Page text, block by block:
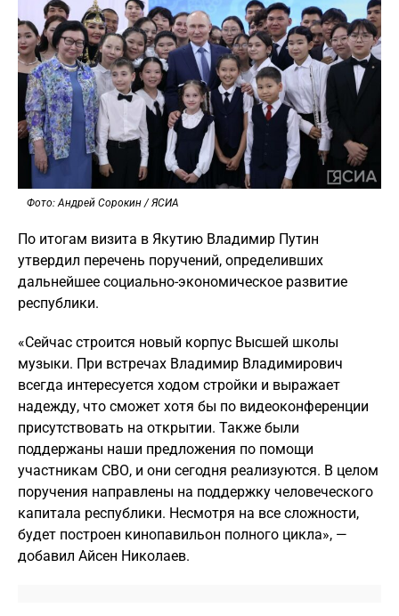
Фото: Андрей Сорокин / ЯСИА
По итогам визита в Якутию Владимир Путин
утвердил перечень поручений, определивших
дальнейшее социально-экономическое развитие
республики.
«Сейчас строится новый корпус Высшей школы
музыки. При встречах Владимир Владимирович
всегда интересуется ходом стройки и выражает
надежду, что сможет хотя бы по видеоконференции
присутствовать на открытии. Также были
поддержаны наши предложения по помощи
участникам СВО, и они сегодня реализуются. В целом
поручения направлены на поддержку человеческого
капитала республики. Несмотря на все сложности,
будет построен кинопавильон полного цикла», —
добавил Айсен Николаев.